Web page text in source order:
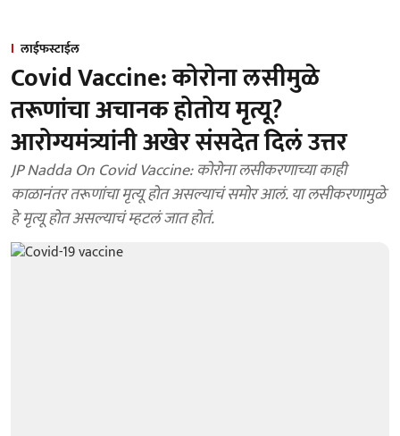
लाईफस्टाईल
Covid Vaccine: कोरोना लसीमुळे
तरूणांचा अचानक होतोय मृत्यू?
आरोग्यमंत्र्यांनी अखेर संसदेत दिलं उत्तर
JP Nadda On Covid Vaccine: कोरोना लसीकरणाच्या काही
काळानंतर तरूणांचा मृत्यू होत असल्याचं समोर आलं. या लसीकरणामुळे
हे मृत्यू होत असल्याचं म्हटलं जात होतं.